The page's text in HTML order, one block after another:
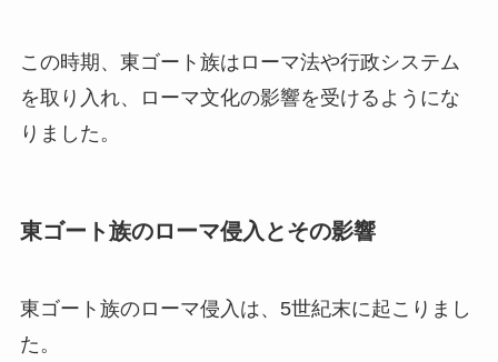
この時期、東ゴート族はローマ法や行政システム
を取り入れ、ローマ文化の影響を受けるようにな
りました。
東ゴート族のローマ侵入とその影響
東ゴート族のローマ侵入は、5世紀末に起こりまし
た。